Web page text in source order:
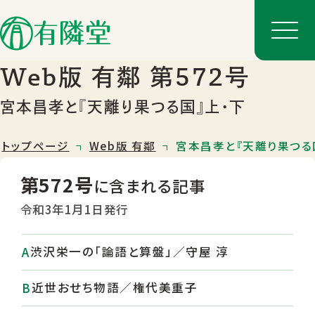
店舗一覧
店舗のご案内
Web版 有鄰 第572号
宮本昌孝と『天離り果つる国』上・下
トップページ Web版 有鄰 宮本昌孝と『天離り果つる
第572号に含まれる記事
令和3年1月1日発行
渋沢栄一の「論語と算盤」／守屋 淳
近世おせち物語／権代美重子